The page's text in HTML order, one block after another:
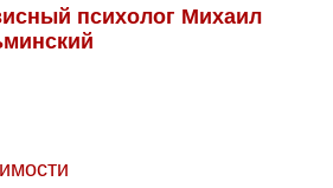
психолог Михаил